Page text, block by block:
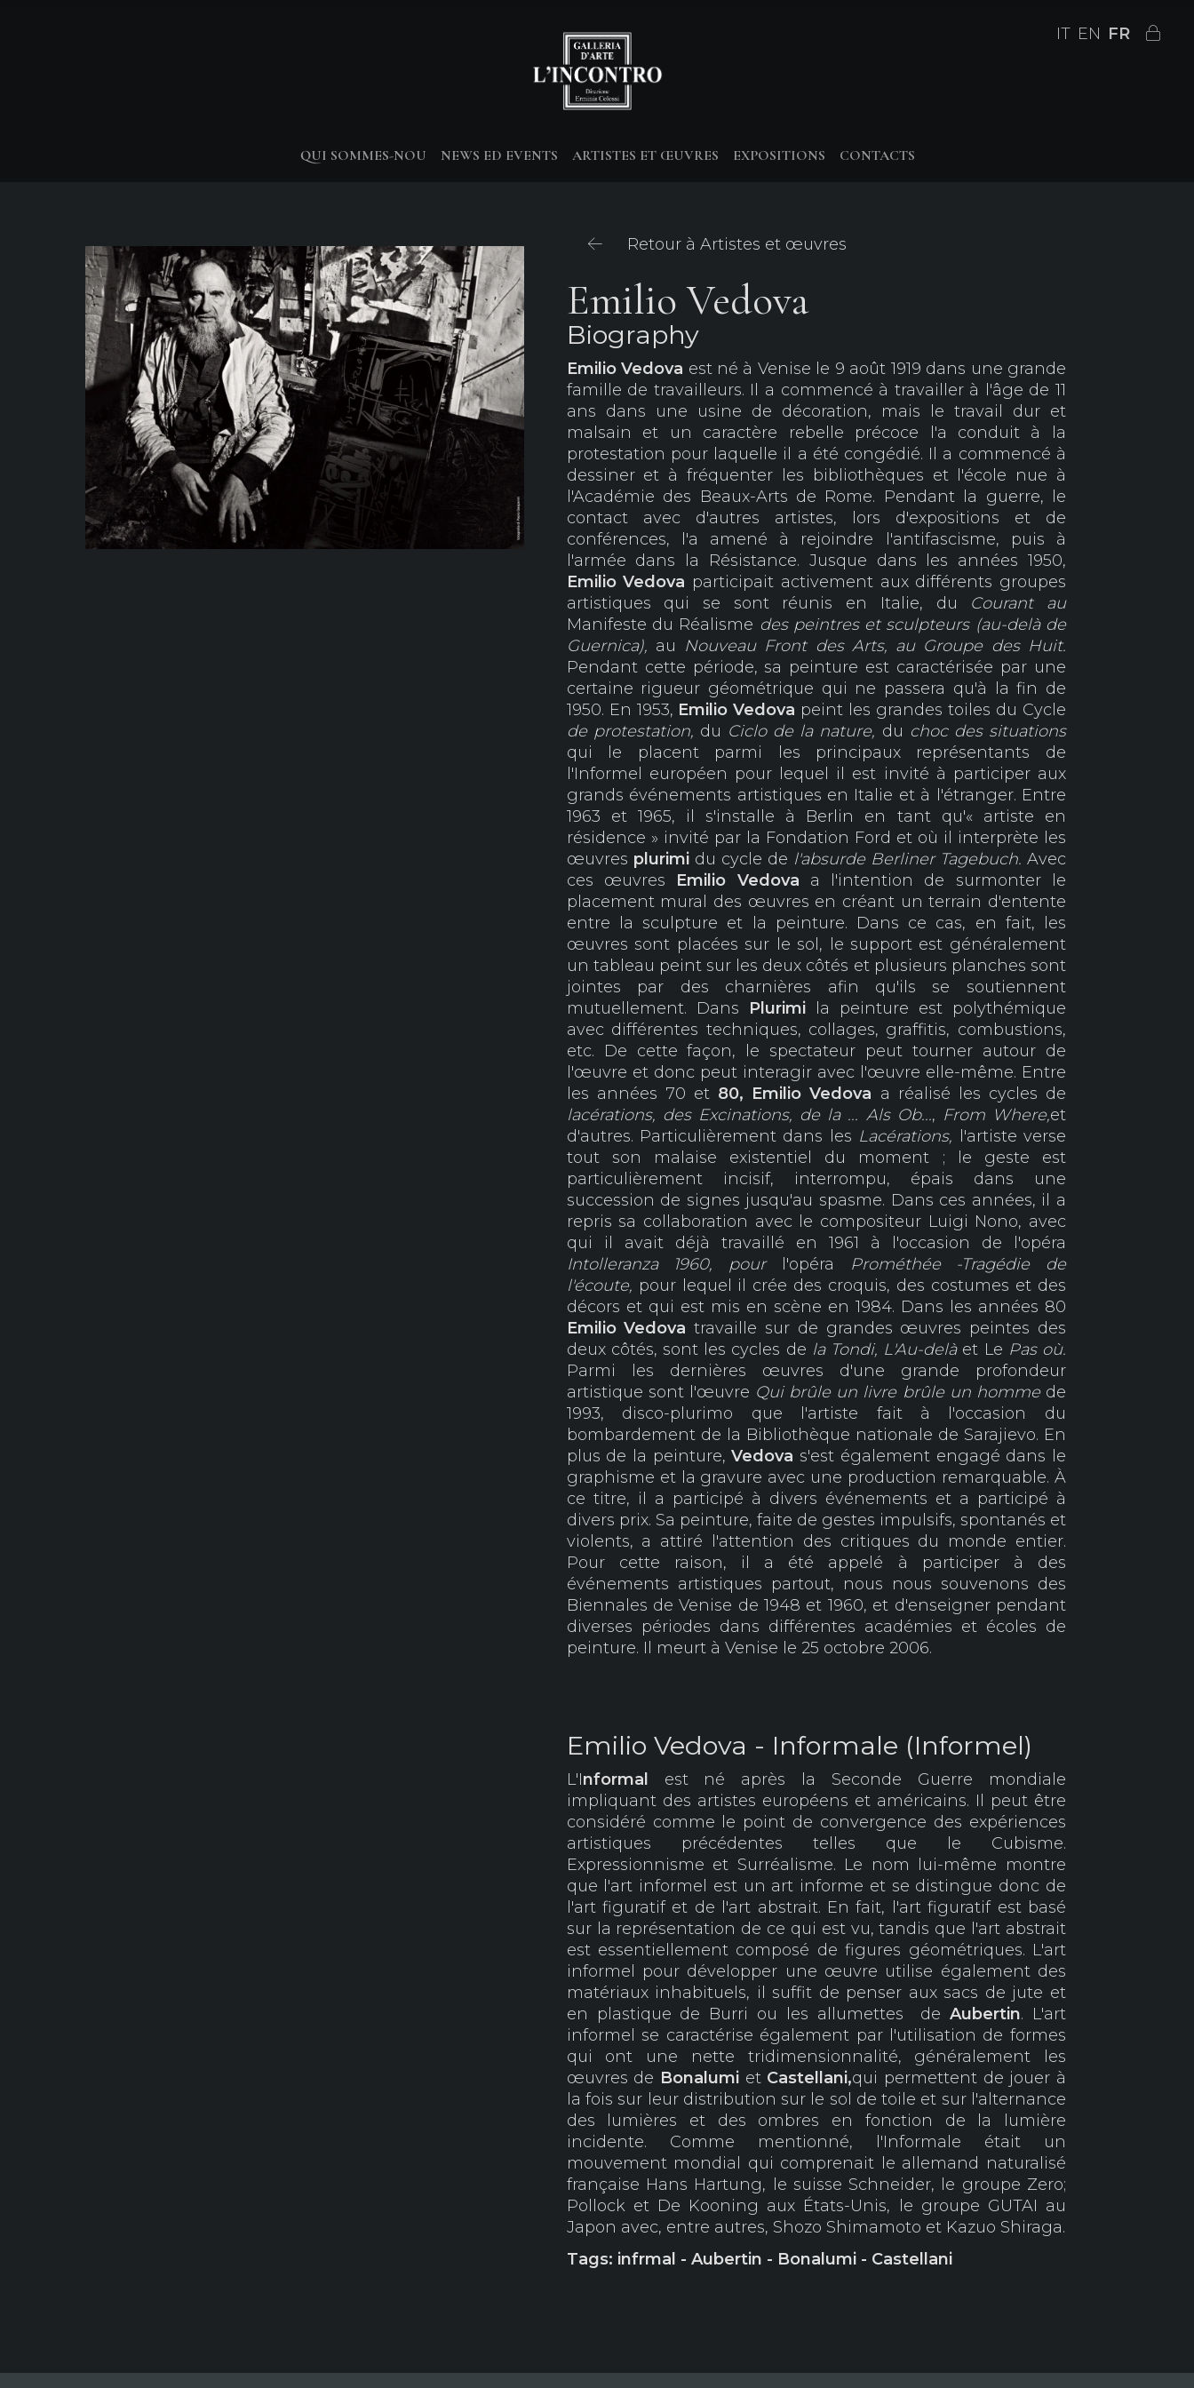
IT EN FR
QUI SOMMES-NOU NEWS ED EVENTS ARTISTES ET ŒUVRES EXPOSITIONS CONTACTS
Retour à Artistes et œuvres
Emilio Vedova
Biography
Emilio Vedova est né à Venise le 9 août 1919 dans une grande
famille de travailleurs. Il a commencé à travailler à l'âge de 11
ans dans une usine de décoration, mais le travail dur et
malsain et un caractère rebelle précoce l'a conduit à la
protestation pour laquelle il a été congédié. Il a commencé à
dessiner et à fréquenter les bibliothèques et l'école nue à
l'Académie des Beaux-Arts de Rome. Pendant la guerre, le
contact avec d'autres artistes, lors d'expositions et de
conférences, l'a amené à rejoindre l'antifascisme, puis à
l'armée dans la Résistance. Jusque dans les années 1950,
Emilio Vedova participait activement aux différents groupes
artistiques qui se sont réunis en Italie, du Courant au
Manifeste du Réalisme des peintres et sculpteurs (au-delà de
Guernica), au Nouveau Front des Arts, au Groupe des Huit.
Pendant cette période, sa peinture est caractérisée par une
certaine rigueur géométrique qui ne passera qu'à la fin de
1950. En 1953, Emilio Vedova peint les grandes toiles du Cycle
de protestation, du Ciclo de la nature, du choc des situations
qui le placent parmi les principaux représentants de
l'Informel européen pour lequel il est invité à participer aux
grands événements artistiques en Italie et à l'étranger. Entre
1963 et 1965, il s'installe à Berlin en tant qu'« artiste en
résidence » invité par la Fondation Ford et où il interprète les
œuvres plurimi du cycle de l'absurde Berliner Tagebuch. Avec
ces œuvres Emilio Vedova a l'intention de surmonter le
placement mural des œuvres en créant un terrain d'entente
entre la sculpture et la peinture. Dans ce cas, en fait, les
œuvres sont placées sur le sol, le support est généralement
un tableau peint sur les deux côtés et plusieurs planches sont
jointes par des charnières afin qu'ils se soutiennent
mutuellement. Dans
Plurimila peinture est polythémique
avec différentes techniques, collages, graffitis, combustions,
etc. De cette façon, le spectateur peut tourner autour de
l'œuvre et donc peut interagir avec l'œuvre elle-même. Entre
les années 70 et 80, Emilio Vedova a réalisé les cycles de
lacérations, des Excinations, de la ... Als Ob..., From Where,et
d'autres. Particulièrement dans les Lacérations,
l'artiste verse
tout son malaise existentiel du moment ; le geste est
particulièrement incisif, interrompu, épais dans une
succession de signes jusqu'au spasme. Dans ces années, il a
repris sa collaboration avec le compositeur Luigi Nono, avec
qui il avait déjà travaillé en 1961 à l'occasion de l'opéra
Intolleranza 1960, pour
l'opéra
Prométhée -Tragédie de
l'écoute, pour lequel il crée des croquis, des costumes et des
décors et qui est mis en scène en 1984. Dans les années 80
Emilio Vedovatravaille sur de grandes œuvres peintes des
deux côtés, sont les cycles de la Tondi, L'Au-delàet Le Pas où.
Parmi les dernières œuvres d'une grande profondeur
artistique sont l'œuvre Qui brûle un livre brûle un hommede
1993, disco-plurimo que l'artiste fait à l'occasion du
bombardement de la Bibliothèque nationale de Sarajievo. En
plus de la peinture,Vedova s'est également engagé dans le
graphisme et la gravure avec une production remarquable. À
ce titre, il a participé à divers événements et a participé à
divers prix. Sa peinture, faite de gestes impulsifs, spontanés et
violents, a attiré l'attention des critiques du monde entier.
Pour cette raison, il a été appelé à participer à des
événements artistiques partout, nous nous souvenons des
Biennales de Venise de 1948 et 1960, et d'enseigner pendant
diverses périodes dans différentes académies et écoles de
peinture. Il meurt à Venise le 25 octobre 2006.
Emilio Vedova - Informale (Informel)
L'Informal
est né après la Seconde Guerre mondiale
impliquant des artistes européens et américains. Il peut être
considéré comme le point de convergence des expériences
artistiques précédentes telles que le Cubisme.
Expressionnisme et Surréalisme. Le nom lui-même montre
que l'art informel est un art informe et se distingue donc de
l'art figuratif et de l'art abstrait. En fait, l'art figuratif est basé
sur la représentation de ce qui est vu, tandis que l'art abstrait
est essentiellement composé de figures géométriques. L'art
informel pour développer une œuvre utilise également des
matériaux inhabituels, il suffit de penser aux sacs de jute et
en plastique de Burri ou les allumettes deAubertin. L'art
informel se caractérise également par l'utilisation de formes
qui ont une nette tridimensionnalité, généralement les
œuvres de Bonalumi et Castellani,qui permettent de jouer à
la fois sur leur distribution sur le sol de toile et sur l'alternance
des lumières et des ombres en fonction de la lumière
incidente. Comme mentionné, l'Informale était un
mouvement mondial qui comprenait le allemand naturalisé
française Hans Hartung, le suisse Schneider, le groupe Zero;
Pollock et De Kooning aux États-Unis, le groupe GUTAI au
Japon avec, entre autres, Shozo Shimamoto et Kazuo Shiraga.
Tags: infrmal - Aubertin - Bonalumi - Castellani